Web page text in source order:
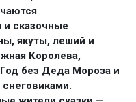
сказочные
якуты, леший и
Королева,
без Деда Мороза и